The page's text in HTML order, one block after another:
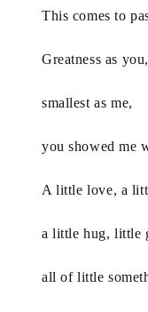
This comes to
Greatness as you,
smallest as me,
you showed me
A little love, a
a little hug, little
all of little